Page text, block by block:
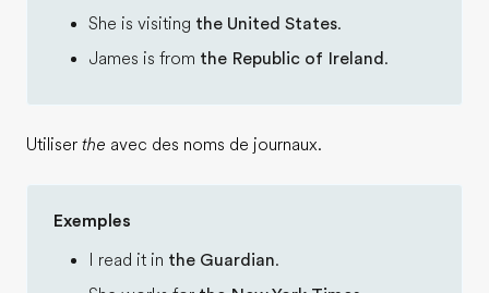
She is visiting the United States.
James is from the Republic of Ireland .
Utiliser the avec des noms de journaux.
Exemples
I read it in the Guardian.